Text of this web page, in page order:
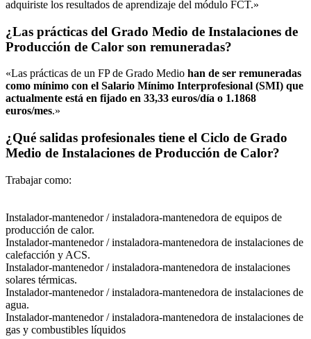
adquiriste los resultados de aprendizaje del módulo FCT.»
¿Las prácticas del Grado Medio de Instalaciones de
Producción de Calor son remuneradas?
«Las prácticas de un FP de Grado Medio han de ser remuneradas
como mínimo con el Salario Mínimo Interprofesional (SMI) que
actualmente está en fijado en 33,33 euros/día o 1.1868
euros/mes.»
¿Qué salidas profesionales tiene el Ciclo de Grado
Medio de Instalaciones de Producción de Calor?
Trabajar como:
Instalador-mantenedor / instaladora-mantenedora de equipos de
producción de calor.
Instalador-mantenedor / instaladora-mantenedora de instalaciones de
calefacción y ACS.
Instalador-mantenedor / instaladora-mantenedora de instalaciones
solares térmicas.
Instalador-mantenedor / instaladora-mantenedora de instalaciones de
agua.
Instalador-mantenedor / instaladora-mantenedora de instalaciones de
gas y combustibles líquidos